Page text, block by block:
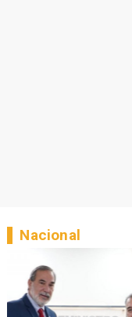
Nacional